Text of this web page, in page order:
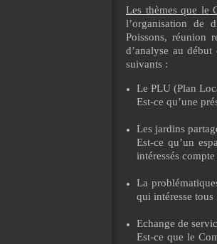
Les thèmes que le
l’organisation de
Poissons, réunion
d’analyse au
suivants :
Le PLU (Plan
Est-ce qu’une
Les jardins
Est-ce qu’un
intéressés
La
qui intéresse tous
Echange de
Est-ce que le